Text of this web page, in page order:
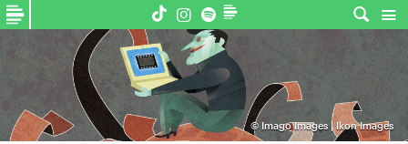
© Imago Images | Ikon Images